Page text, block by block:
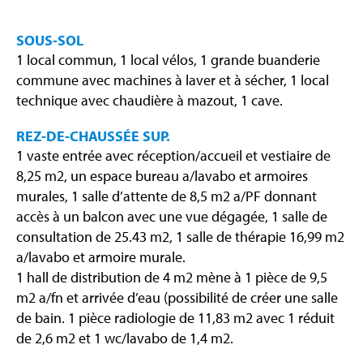
SOUS-SOL
1 local commun, 1 local vélos, 1 grande buanderie
commune avec machines à laver et à sécher, 1 local
technique avec chaudière à mazout, 1 cave.
REZ-DE-CHAUSSÉE SUP.
1 vaste entrée avec réception/accueil et vestiaire de
8,25 m2, un espace bureau a/lavabo et armoires
murales, 1 salle d’attente de 8,5 m2 a/PF donnant
accès à un balcon avec une vue dégagée, 1 salle de
consultation de 25.43 m2, 1 salle de thérapie 16,99 m2
a/lavabo et armoire murale.
1 hall de distribution de 4 m2 mène à 1 pièce de 9,5
m2 a/fn et arrivée d’eau (possibilité de créer une salle
de bain. 1 pièce radiologie de 11,83 m2 avec 1 réduit
de 2,6 m2 et 1 wc/lavabo de 1,4 m2.